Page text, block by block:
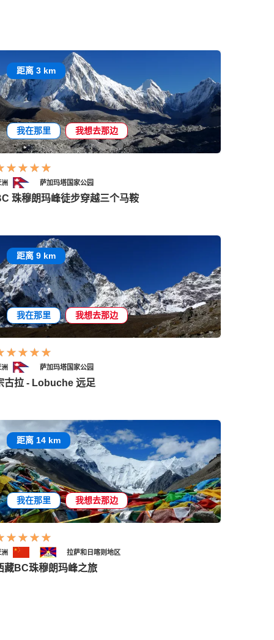
距离 3 km
我在那里 我想去那边
萨加玛塔国家公园
珠穆朗玛峰徒步穿越三个马鞍
距离 9 km
我在那里 我想去那边
萨加玛塔国家公园
古拉 - Lobuche 远足
距离 14 km
我在那里 我想去那边
拉萨和日喀则地区
藏BC珠穆朗玛峰之旅